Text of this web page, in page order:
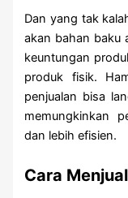
Dan yang tak
akan bahan baku
keuntungan
produk fisik.
penjualan bisa
memungkinkan
dan lebih efisien.
Cara